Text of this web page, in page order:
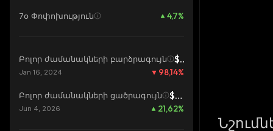
7օ Փոփոխություն 4,7%
Բոլոր ժամանակների բարձրագույն $11,6
Jan 16, 2024 98,14%
Բոլոր ժամանակների ցածրագույն $0,1774
Jun 4, 2026 21,62%